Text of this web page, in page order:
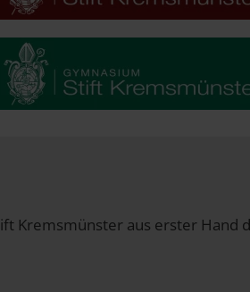
Kremsmünster aus erster Hand